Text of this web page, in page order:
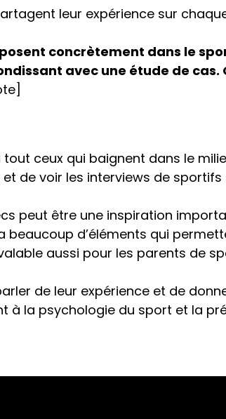
leur expérience sur
concrètement dans le
avec une étude de cas.
ceux qui baignent dans le
de voir les interviews de sportifs
peut être une inspiration
beaucoup d’éléments qui
aussi pour les parents de
de leur expérience et de
à la psychologie du sport et la